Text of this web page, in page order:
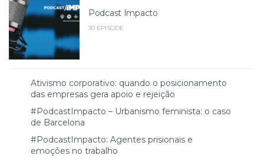
Podcast Impacto
30 EPISODE
Ativismo corporativo: quando o posicionamento
das empresas gera apoio e rejeição
#PodcastImpacto – Urbanismo feminista: o caso
de Barcelona
#PodcastImpacto: Agentes prisionais e
emoções no trabalho